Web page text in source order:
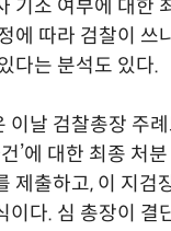
기소 여부에 대한
에 따라 검찰이 쓰
다는 분석도 있다.
이날 검찰총장 주
’에 대한 최종 처
제출하고, 이 지검
이다. 심 총장이 결